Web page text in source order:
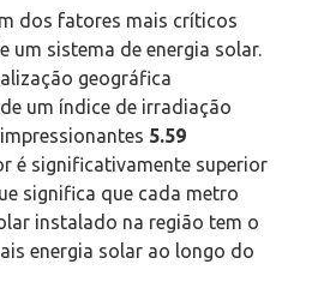
dos fatores mais críticos
um sistema de energia solar.
geográfica
um índice de irradiação
5.59
é significativamente superior
significa que cada metro
instalado na região tem o
energia solar ao longo do